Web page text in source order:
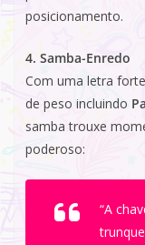
posicionamento.
4. Samba-Enredo
Com uma letra
de peso incluindo
samba trouxe
poderoso:
“A